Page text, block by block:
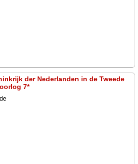
der Nederlanden in de Tweede
7*